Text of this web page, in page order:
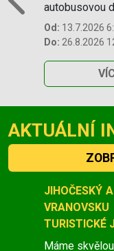
autobusovou
Od: 13.7.2026
Do: 26.8.2026
Previous
AKTUÁLNÍ
Slide 1 of 1
JIHOČESKÝ
TURISTICKÉ
Máme